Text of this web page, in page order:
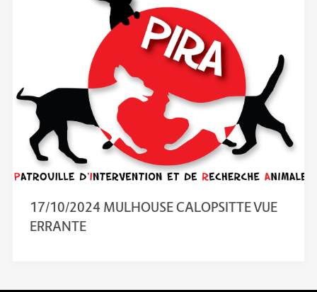
17/10/2024 MULHOUSE CALOPSITTE VUE
ERRANTE